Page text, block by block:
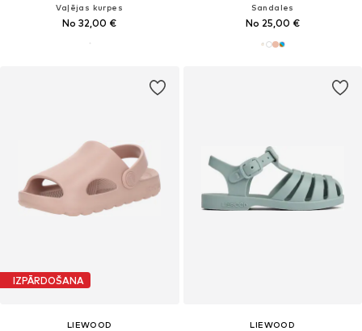
Vaļējas kurpes
No 32,00 €
Sandales
No 25,00 €
IZPĀRDOŠANA
LIEWOOD
LIEWOOD